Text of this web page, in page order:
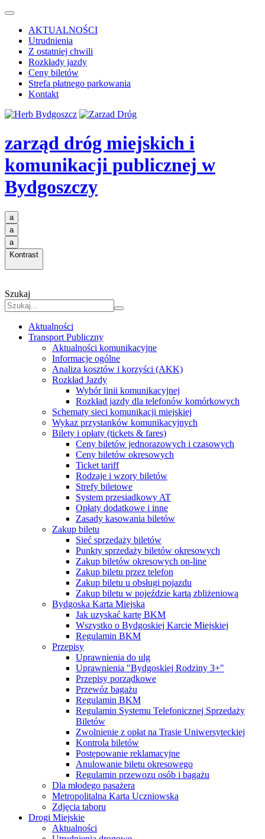
AKTUALNOŚCI
Utrudnienia
Z ostatniej chwili
Rozkłady jazdy
Ceny biletów
Strefa płatnego parkowania
Kontakt
zarząd dróg miejskich i
komunikacji publicznej w
Bydgoszczy
a
a
a
Kontrast
Szukaj
Aktualności
Transport Publiczny
Aktualności komunikacyjne
Informacje ogólne
Analiza kosztów i korzyści (AKK)
Rozkład Jazdy
Wybór linii komunikacyjnej
Rozkład jazdy dla telefonów komórkowych
Schematy sieci komunikacji miejskiej
Wykaz przystanków komunikacyjnych
Bilety i opłaty (tickets & fares)
Ceny biletów jednorazowych i czasowych
Ceny biletów okresowych
Ticket tariff
Rodzaje i wzory biletów
Strefy biletowe
System przesiadkowy AT
Opłaty dodatkowe i inne
Zasady kasowania biletów
Zakup biletu
Sieć sprzedaży biletów
Punkty sprzedaży biletów okresowych
Zakup biletów okresowych on-line
Zakup biletu przez telefon
Zakup biletu u obsługi pojazdu
Zakup biletu w pojeździe kartą zbliżeniową
Bydgoska Karta Miejska
Jak uzyskać kartę BKM
Wszystko o Bydgoskiej Karcie Miejskiej
Regulamin BKM
Przepisy
Uprawnienia do ulg
Uprawnienia "Bydgoskiej Rodziny 3+"
Przepisy porządkowe
Przewóz bagażu
Regulamin BKM
Regulamin Systemu Telefonicznej Sprzedaży
Biletów
Zwolnienie z opłat na Trasie Uniwersyteckiej
Kontrola biletów
Postępowanie reklamacyjne
Anulowanie biletu okresowego
Regulamin przewozu osób i bagażu
Dla młodego pasażera
Metropolitalna Karta Uczniowska
Zdjęcia taboru
Drogi Miejskie
Aktualności